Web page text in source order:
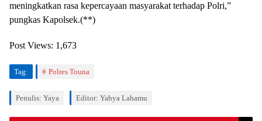
meningkatkan rasa kepercayaan masyarakat terhadap Polri,”
pungkas Kapolsek.(**)
Post Views: 1,673
Tag: Polres Touna
Penulis: Yaya Editor: Yahya Lahamu